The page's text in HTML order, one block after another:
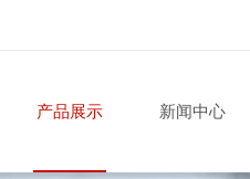
产品展示 新闻中心